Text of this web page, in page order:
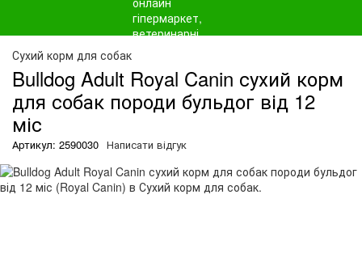
Сухий корм для собак
Bulldog Adult Royal Canin сухий корм
для собак породи бульдог від 12
міс
Артикул: 2590030 Написати відгук